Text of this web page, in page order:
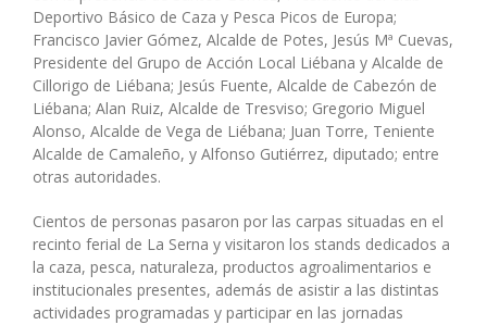
Deportivo Básico de Caza y Pesca Picos de Europa;
Francisco Javier Gómez, Alcalde de Potes, Jesús Mª Cuevas,
Presidente del Grupo de Acción Local Liébana y Alcalde de
Cillorigo de Liébana; Jesús Fuente, Alcalde de Cabezón de
Liébana; Alan Ruiz, Alcalde de Tresviso; Gregorio Miguel
Alonso, Alcalde de Vega de Liébana; Juan Torre, Teniente
Alcalde de Camaleño, y Alfonso Gutiérrez, diputado; entre
otras autoridades.
Cientos de personas pasaron por las carpas situadas en el
recinto ferial de La Serna y visitaron los stands dedicados a
la caza, pesca, naturaleza, productos agroalimentarios e
institucionales presentes, además de asistir a las distintas
actividades programadas y participar en las jornadas